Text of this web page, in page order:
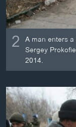
2 A man enters
Sergey
2014.